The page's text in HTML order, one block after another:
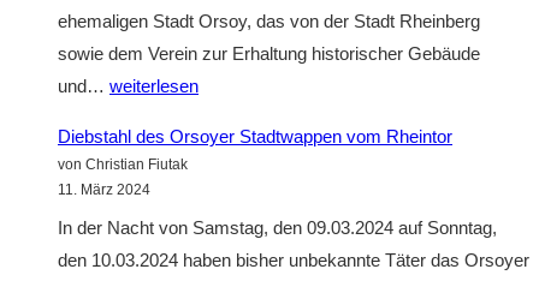
Kommunales,
Bau
und
des
ehemaligen Stadt Orsoy, das von der Stadt Rheinberg
sowie dem Verein zur Erhaltung historischer Gebäude
und… Enthüllung
neuen
Stadtwappens
weiterlesen
Diebstahl des Orsoyer Stadtwappen vom Rheintor
von Christian Fiutak
11. März 2024
In der Nacht von Samstag, den 09.03.2024 auf Sonntag,
den 10.03.2024 haben bisher unbekannte Täter das Orsoyer